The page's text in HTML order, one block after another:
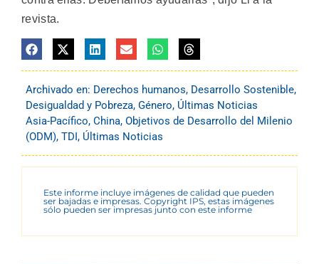
revista.
Archivado en: Derechos humanos, Desarrollo Sostenible,
Desigualdad y Pobreza, Género, Últimas Noticias
Asia-Pacífico, China, Objetivos de Desarrollo del Milenio
(ODM), TDI, Últimas Noticias
Este informe incluye imágenes de calidad que pueden
ser bajadas e impresas. Copyright IPS, estas imágenes
sólo pueden ser impresas junto con este informe